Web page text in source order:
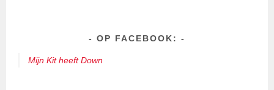
OP FACEBOOK:
Mijn Kit heeft Down